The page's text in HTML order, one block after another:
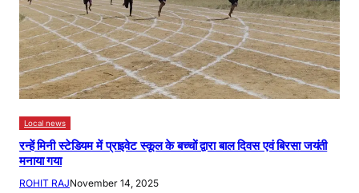
Local news
रन्हें मिनी स्टेडियम में प्राइवेट स्कूल के बच्चों द्वारा बाल दिवस एवं बिरसा जयंती
मनाया गया
ROHIT RAJNovember 14, 2025